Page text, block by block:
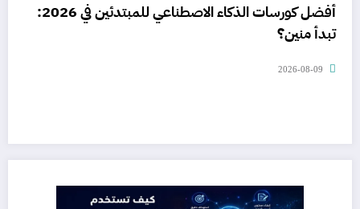
أفضل كورسات الذكاء الاصطناعي للمبتدئين في 2026:
تبدأ منين؟
2026-08-09